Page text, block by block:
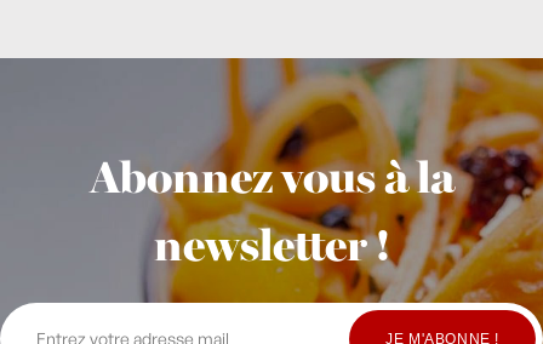
Abonnez vous à la
newsletter !